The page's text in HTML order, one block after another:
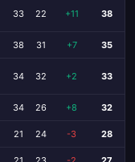
33 22 +11 38
38 31 +7 35
34 32 +2 33
34 26 +8 32
21 24 -3 28